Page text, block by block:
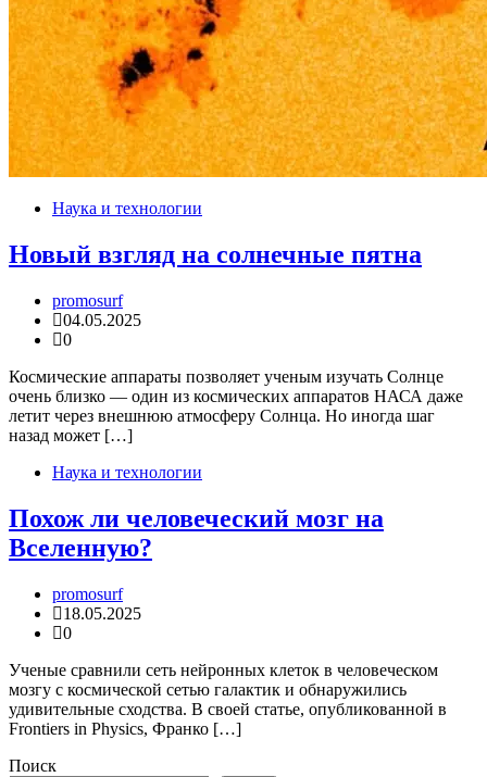
Наука и технологии
Новый взгляд на солнечные пятна
promosurf
04.05.2025
0
Космические аппараты позволяет ученым изучать Солнце
очень близко — один из космических аппаратов НАСА даже
летит через внешнюю атмосферу Солнца. Но иногда шаг
назад может […]
Наука и технологии
Похож ли человеческий мозг на
Вселенную?
promosurf
18.05.2025
0
Ученые сравнили сеть нейронных клеток в человеческом
мозгу с космической сетью галактик и обнаружились
удивительные сходства. В своей статье, опубликованной в
Frontiers in Physics, Франко […]
Поиск